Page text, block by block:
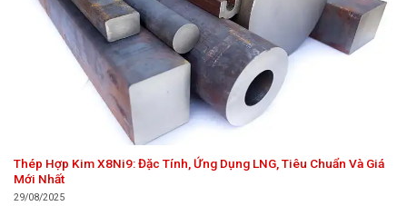
Thép Hợp Kim X8Ni9: Đặc Tính, Ứng Dụng LNG, Tiêu Chuẩn Và Giá
Mới Nhất
29/08/2025